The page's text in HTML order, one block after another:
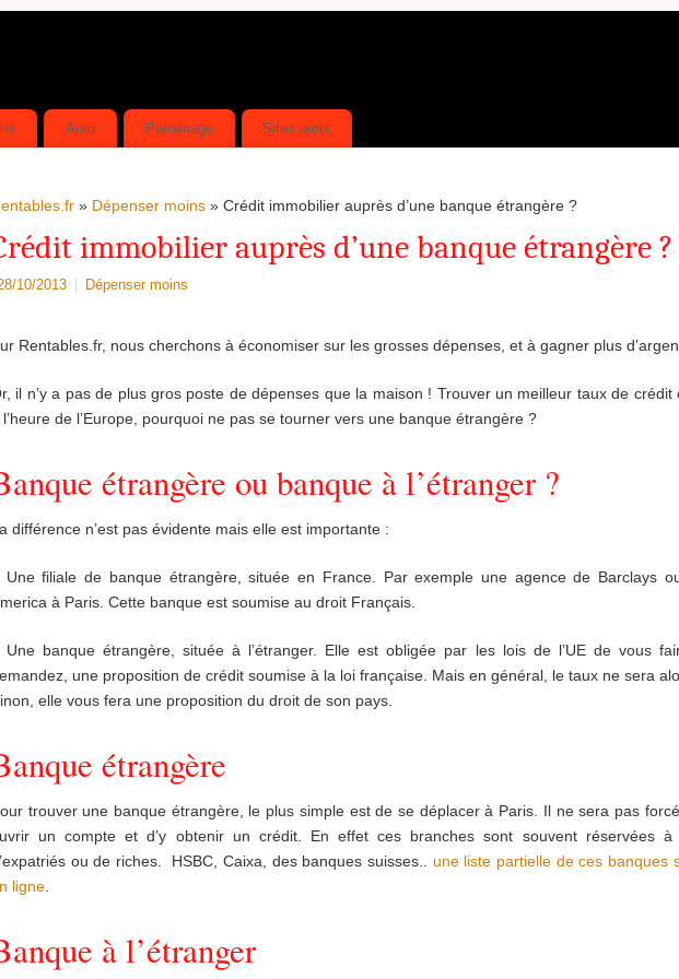
Auto Parrainage Sites amis
» Dépenser moins » Crédit immobilier auprès d’une banque étrangère ?
immobilier auprès d’une banque étrangère ?
10/2013 Dépenser moins
Rentables.fr, nous cherchons à économiser sur les grosses dépenses, et à gagner plus
il n’y a pas de plus gros poste de dépenses que la maison ! Trouver un meilleur taux de crédit
l’heure de l’Europe, pourquoi ne pas se tourner vers une banque étrangère ?
étrangère ou banque à l’étranger ?
différence n’est pas évidente mais elle est importante :
Une filiale de banque étrangère, située en France. Par exemple une agence de Barclays
à Paris. Cette banque est soumise au droit Français.
Une banque étrangère, située à l’étranger. Elle est obligée par les lois de l’UE de vous
une proposition de crédit soumise à la loi française. Mais en général, le taux ne sera
elle vous fera une proposition du droit de son pays.
étrangère
trouver une banque étrangère, le plus simple est de se déplacer à Paris. Il ne sera pas
un compte et d’y obtenir un crédit. En effet ces branches sont souvent réservées à
ou de riches. HSBC, Caixa, des banques suisses.. une liste partielle de ces banques
ligne.
à l’étranger